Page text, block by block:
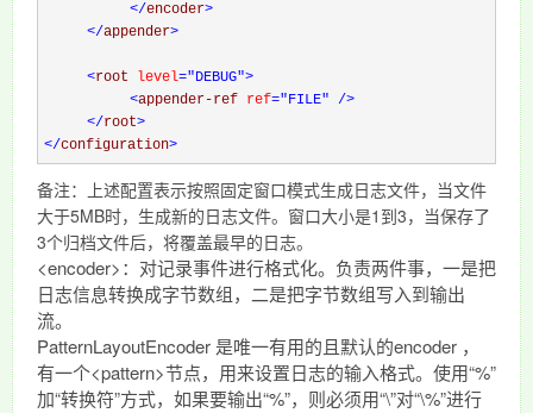
</encoder>
</appender>
<root level="DEBUG">
<appender-ref ref="FILE" />
</root>
</configuration>
备注：上述配置表示按照固定窗口模式生成日志文件，当文件
大于5MB时，生成新的日志文件。窗口大小是1到3，当保存了
3个归档文件后，将覆盖最早的日志。
<encoder>：对记录事件进行格式化。负责两件事，一是把
日志信息转换成字节数组，二是把字节数组写入到输出
流。
PatternLayoutEncoder 是唯一有用的且默认的encoder ，
有一个<pattern>节点，用来设置日志的输入格式。使用“%”
加“转换符”方式，如果要输出“%”，则必须用“\”对“\%”进行